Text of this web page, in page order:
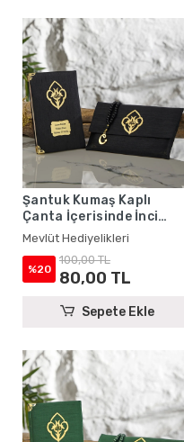
Şantuk Kumaş Kaplı
Çanta İçerisinde İnci
Tesbihli Siyah Renkli
Şantuk Yasin Kitabı Seti -
Mevlüt Hediyelikleri
Mevlüt Hediyelikleri
%20
100,00 TL
80,00 TL
Sepete Ekle